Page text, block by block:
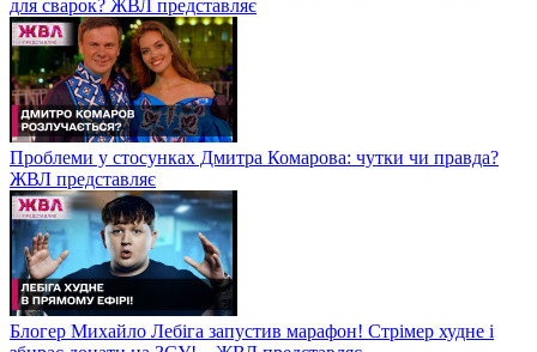
для сварок? ЖВЛ представляє
Проблеми у стосунках Дмитра Комарова: чутки чи правда?
ЖВЛ представляє
Блогер Михайло Лебіга запустив марафон! Стрімер худне і